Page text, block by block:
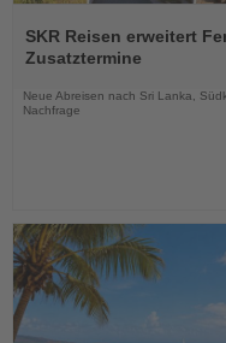
Sie
die
SKR Reisen erweitert
Zusatztermine
Neue Abreisen nach Sri Lanka,
Nachfrage